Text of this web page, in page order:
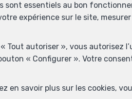
sont essentiels au bon
expérience sur le site,
Tout autoriser », vous autorisez
« Configurer ». Votre
en savoir plus sur les cookies,